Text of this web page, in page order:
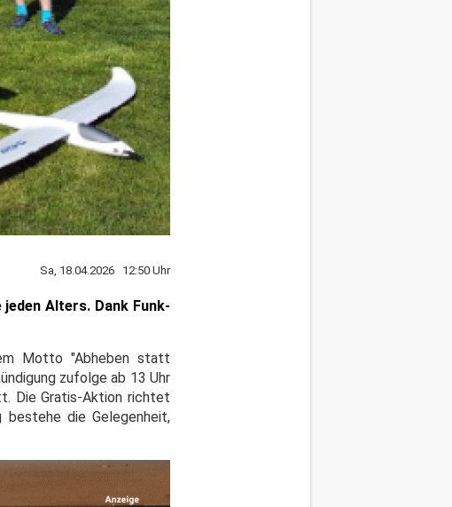
Sa, 18.04.2026 12:50 Uhr
Alters. Dank Funk-
Motto "Abheben statt
zufolge ab 13 Uhr
Die Gratis-Aktion richtet
bestehe die Gelegenheit,